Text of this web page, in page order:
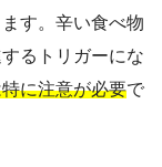
す。辛い食べ物
るトリガーにな
に注意が必要で